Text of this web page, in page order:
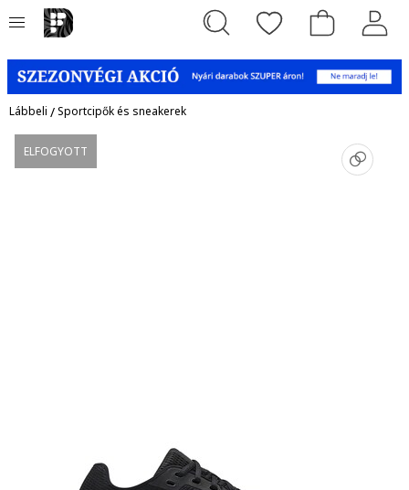
Lábbeli /Sportcipők és sneakerek
ELFOGYOTT